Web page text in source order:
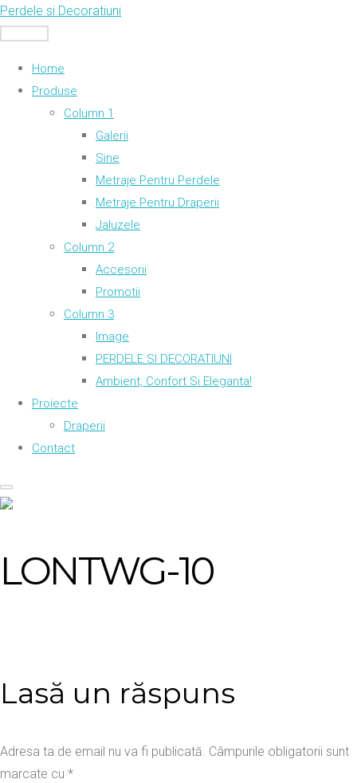
Skip
to
Perdele si Decoratiuni
Home
Produse
Column 1
Galerii
Sine
Metraje Pentru Perdele
Metraje Pentru Draperii
Jaluzele
Column 2
Accesorii
Promotii
Column 3
Image
PERDELE SI DECORATIUNI
Ambient, Confort Si Eleganta!
Proiecte
Draperii
Contact
LONTWG-10
Lasă un răspuns
Adresa ta de email nu va fi publicată. Câmpurile obligatorii sunt
marcate cu *